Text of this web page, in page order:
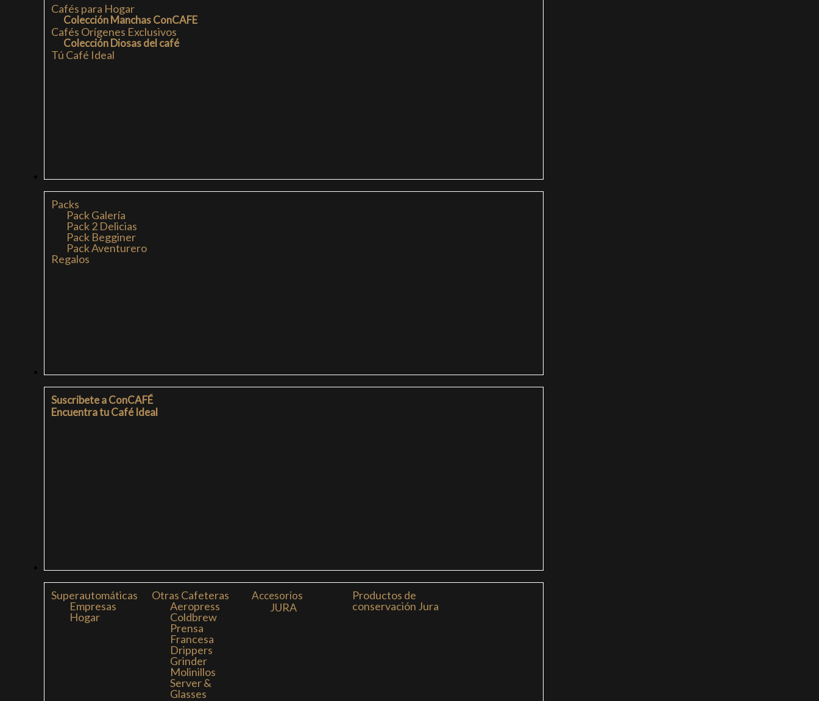
Cafés para Hogar
Colección Manchas ConCAFE
Cafés Orígenes Exclusivos
Colección Diosas del café
Tú Café Ideal
Packs
Pack Galería
Pack 2 Delicias
Pack Begginer
Pack Aventurero
Regalos
Suscribete a ConCAFÉ
Encuentra tu Café Ideal
Superautomáticas
Empresas
Hogar
Otras Cafeteras
Aeropress
Coldbrew
Prensa
Francesa
Drippers
Grinder
Molinillos
Server &
Glasses
Accesorios
JURA
Productos de
conservación Jura